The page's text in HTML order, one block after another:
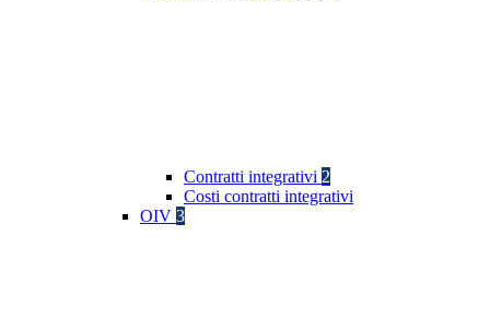
Contratti integrativi 2
Costi contratti integrativi
OIV 3